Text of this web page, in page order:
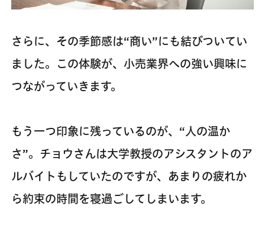
さらに、その季節感は“商い”にも結びついてい
ました。この体験が、小売業界への強い興味に
つながっていきます。
もう一つ印象に残っているのが、“人の温か
さ”。チョウさんは大学教授のアシスタントのア
ルバイトもしていたのですが、あまりの疲れか
ら約束の時間を寝過ごしてしまいます。